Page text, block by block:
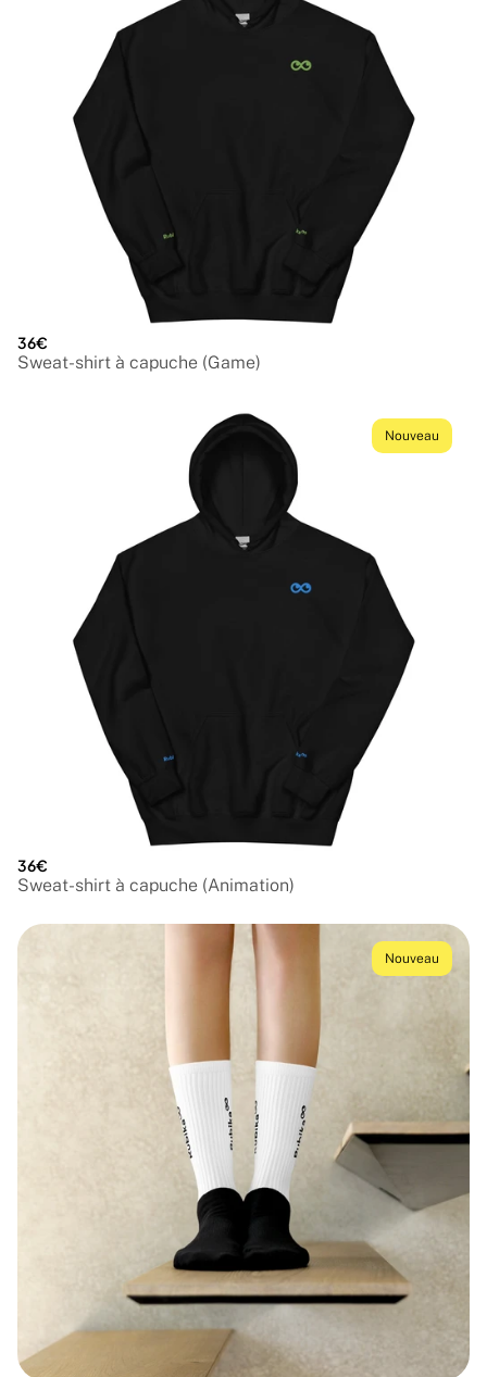
36€
Sweat-shirt à capuche (Game)
Nouveau
36€
Sweat-shirt à capuche (Animation)
Nouveau